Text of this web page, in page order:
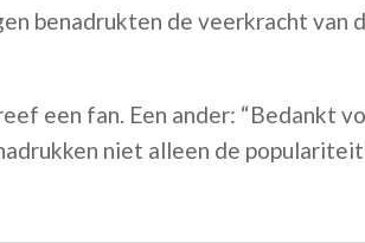
benadrukten de veerkracht van
een fan. Een ander: “Bedankt
niet alleen de